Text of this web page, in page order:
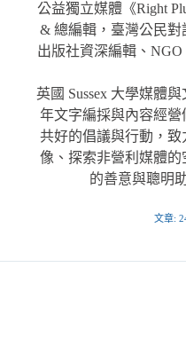
公益獨立媒體《Right
& 總編輯，臺灣公民
出版社資深編輯、NGO
英國 Sussex 大學媒體
年文字編採與內容經
共好的倡議與行動，
像、探索非營利媒體
的善意與聰明
文章: